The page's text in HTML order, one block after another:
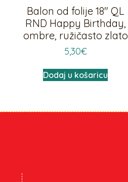
Balon od folije 18″ QL
RND Happy Birthday,
ombre, ružičasto zlato
5,30€
Dodaj u košaricu